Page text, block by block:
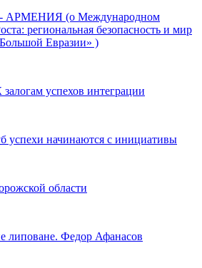
(о Международном
региональная безопасность и мир
Евразии» )
успехов интеграции
успехи начинаются с инициативы
области
липоване. Федор Афанасов